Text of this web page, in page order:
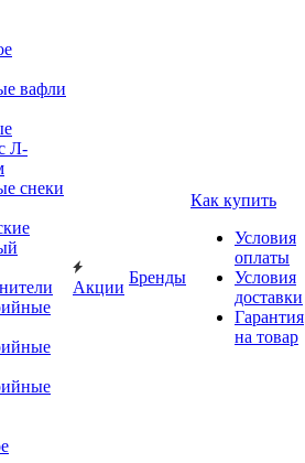
вафли
Л-
снеки
Акции
Бренды
Как купить
Условия
оплаты
Условия
доставки
Гарантия
на товар